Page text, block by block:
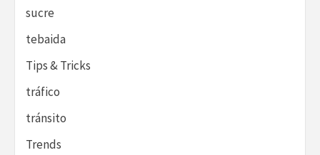
sucre
tebaida
Tips & Tricks
tráfico
tránsito
Trends